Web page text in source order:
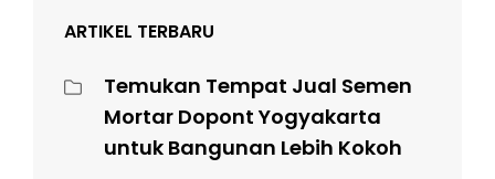
ARTIKEL TERBARU
Temukan Tempat Jual Semen
Mortar Dopont Yogyakarta
untuk Bangunan Lebih Kokoh